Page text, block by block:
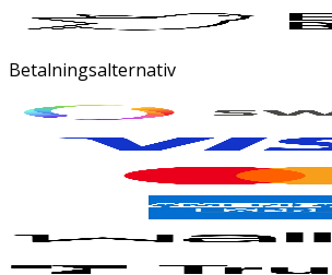
Betalningsalternativ